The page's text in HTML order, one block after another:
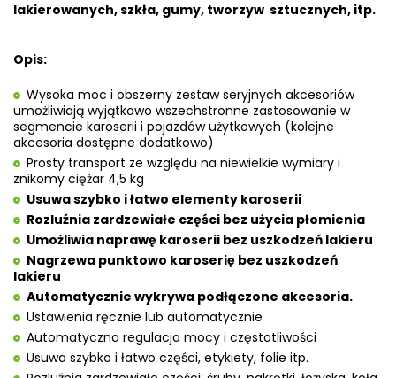
lakierowanych, szkła, gumy, tworzyw sztucznych, itp.
Opis:
Wysoka moc i obszerny zestaw seryjnych akcesoriów
umożliwiają wyjątkowo wszechstronne zastosowanie w
segmencie karoserii i pojazdów użytkowych (kolejne
akcesoria dostępne dodatkowo)
Prosty transport ze względu na niewielkie wymiary i
znikomy ciężar 4,5 kg
Usuwa szybko i łatwo elementy karoserii
Rozluźnia zardzewiałe części bez użycia płomienia
Umożliwia naprawę karoserii bez uszkodzeń lakieru
Nagrzewa punktowo karoserię bez uszkodzeń
lakieru
Automatycznie wykrywa podłączone akcesoria.
Ustawienia ręcznie lub automatycznie
Automatyczna regulacja mocy i częstotliwości
Usuwa szybko i łatwo części, etykiety, folie itp.